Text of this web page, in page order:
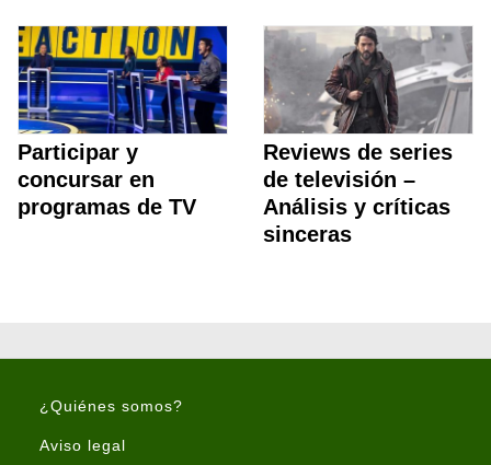
Participar y
concursar en
programas de TV
Reviews de series
de televisión –
Análisis y críticas
sinceras
¿Quiénes somos?
Aviso legal